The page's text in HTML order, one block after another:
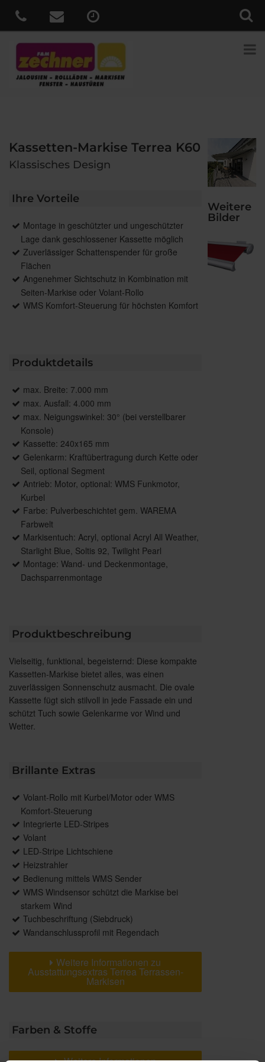
Kassetten-Markise Terrea K60
Klassisches Design
Ihre Vorteile
Montage in geschützter und ungeschützter
Lage dank geschlossener Kassette möglich
Zuverlässiger Schattenspender für große
Flächen
Angenehmer Sichtschutz in Kombination mit
Seiten-Markise oder Volant-Rollo
WMS Komfort-Steuerung für höchsten Komfort
Produktdetails
max. Breite: 7.000 mm
max. Ausfall: 4.000 mm
max. Neigungswinkel: 30° (bei verstellbarer
Konsole)
Kassette: 240x165 mm
Gelenkarm: Kraftübertragung durch Kette oder
Seil, optional Segment
Antrieb: Motor, optional: WMS Funkmotor,
Kurbel
Farbe: Pulverbeschichtet gem. WAREMA
Farbwelt
Markisentuch: Acryl, optional Acryl All Weather,
Starlight Blue, Soltis 92, Twilight Pearl
Montage: Wand- und Deckenmontage,
Dachsparrenmontage
Produktbeschreibung
Vielseitig, funktional, begeisternd: Diese kompakte
Kassetten-Markise bietet alles, was einen
zuverlässigen Sonnenschutz ausmacht. Die ovale
Kassette fügt sich stilvoll in jede Fassade ein und
schützt Tuch sowie Gelenkarme vor Wind und
Wetter.
Brillante Extras
Volant-Rollo mit Kurbel/Motor oder WMS
Komfort-Steuerung
Integrierte LED-Stripes
Volant
LED-Stripe Lichtschiene
Heizstrahler
Bedienung mittels WMS Sender
WMS Windsensor schützt die Markise bei
starkem Wind
Tuchbeschriftung (Siebdruck)
Wandanschlussprofil mit Regendach
Weitere Informationen zu
Ausstattungsextras Terrea Terrassen-
Markisen
Farben & Stoffe
Weitere
Bilder